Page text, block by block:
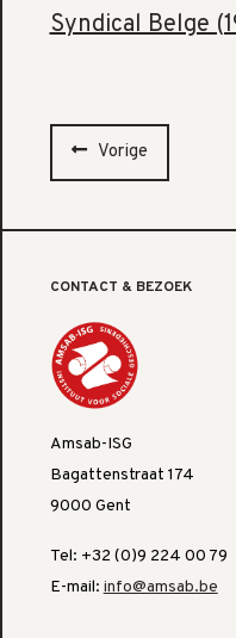
Syndical Belge
Vorige
CONTACT & BEZOEK
Amsab-ISG
Bagattenstraat 174
9000 Gent
Tel: +32 (0)9 224 00 79
E-mail: info@amsab.be